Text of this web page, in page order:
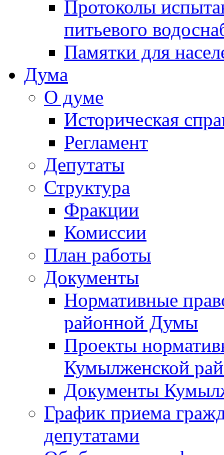
Протоколы
питьевого
Памятки для
Дума
О думе
Историческая
Регламент
Депутаты
Структура
Фракции
Комиссии
План работы
Документы
Нормативные
районной Думы
Проекты
Кумылженской
Документы
График приема
депутатами